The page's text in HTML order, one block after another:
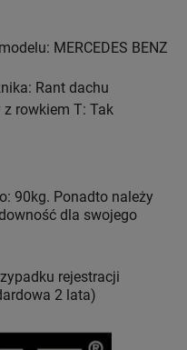
MERCEDES BENZ
Rant dachu
rowkiem T: Tak
90kg. Ponadto należy
dla swojego
rejestracji
2 lata)